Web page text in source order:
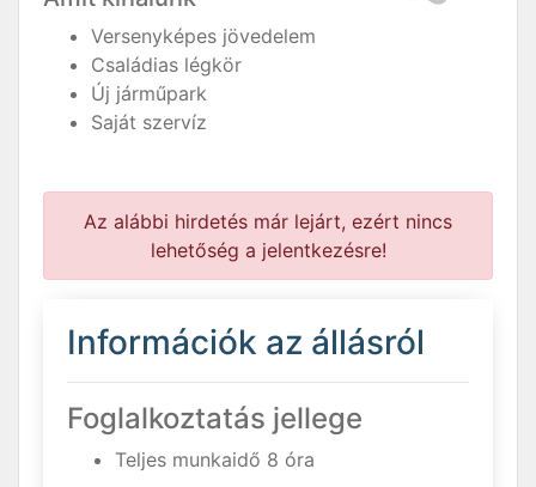
Versenyképes jövedelem
Családias légkör
Új járműpark
Saját szervíz
Az alábbi hirdetés már lejárt, ezért nincs
lehetőség a jelentkezésre!
Információk az állásról
Foglalkoztatás jellege
Teljes munkaidő 8 óra